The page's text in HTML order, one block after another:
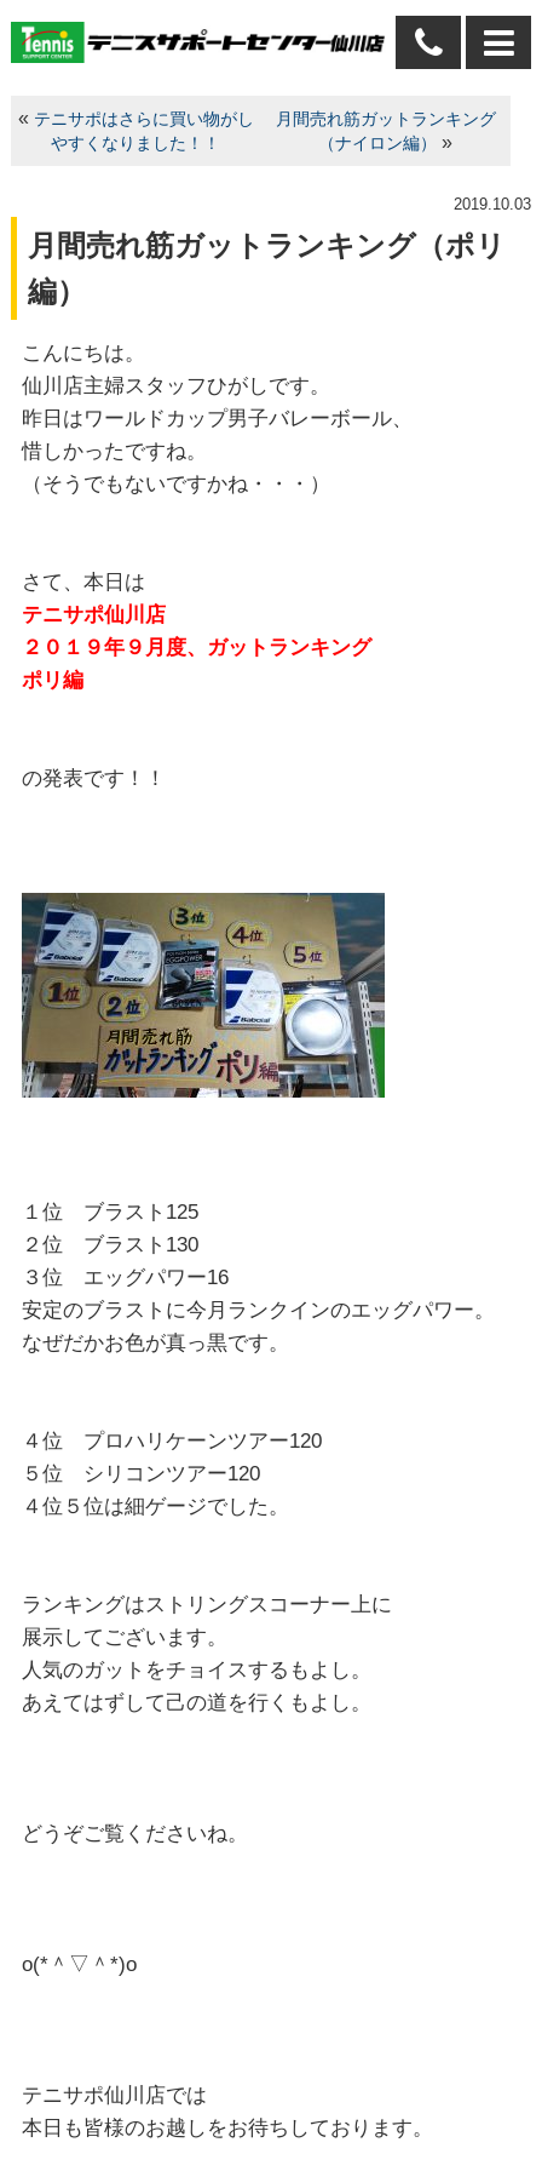
« テニサポはさらに買い物がし
やすくなりました！！
月間売れ筋ガットランキング
（ナイロン編）
»
2019.10.03
月間売れ筋ガットランキング（ポリ
編）
こんにちは。
仙川店主婦スタッフひがしです。
昨日はワールドカップ男子バレーボール、
惜しかったですね。
（そうでもないですかね・・・）
さて、本日は
テニサポ仙川店
２０１９年９月度、ガットランキング
ポリ編
の発表です！！
１位 ブラスト125
２位 ブラスト130
３位 エッグパワー16
安定のブラストに今月ランクインのエッグパワー。
なぜだかお色が真っ黒です。
４位 プロハリケーンツアー120
５位 シリコンツアー120
４位５位は細ゲージでした。
ランキングはストリングスコーナー上に
展示してございます。
人気のガットをチョイスするもよし。
あえてはずして己の道を行くもよし。
どうぞご覧くださいね。
o(*＾▽＾*)o
テニサポ仙川店では
本日も皆様のお越しをお待ちしております。